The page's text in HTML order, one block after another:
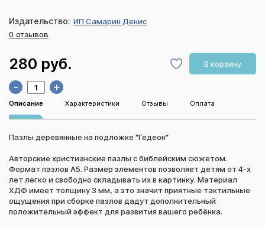
Издательство: ИП Самарин Денис
0 отзывов
280 руб. В корзину
- +
Описание Характеристики Отзывы Оплата
Пазлы деревянные на подложке "Гедеон"
Авторские христианские пазлы с библейским сюжетом.
Формат пазлов А5. Размер элементов позволяет детям от 4-х
лет легко и свободно складывать их в картинку. Материал
ХДФ имеет толщину 3 мм, а это значит приятные тактильные
ощущения при сборке пазлов дадут дополнительный
положительный эффект для развития вашего ребёнка.